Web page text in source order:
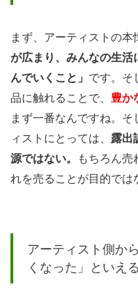
ある
証明
3.2
一人
の配
信者
から
更に
は多
まず、アーティストの本
が広まり、 みんなの生活
んでいくこと」 です。そ
品に触れることで、 豊か
まず一番なんですね。
ィストにとっては、 露出
源ではない。
もちろん売
れを売ることが目的では
アーティスト側か
くなった」といえ